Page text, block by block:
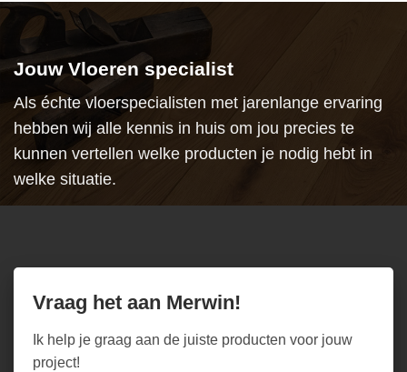
Jouw Vloeren specialist
Als échte vloerspecialisten met jarenlange ervaring
hebben wij alle kennis in huis om jou precies te
kunnen vertellen welke producten je nodig hebt in
welke situatie.
Vraag het aan Merwin!
Ik help je graag aan de juiste producten voor jouw
project!